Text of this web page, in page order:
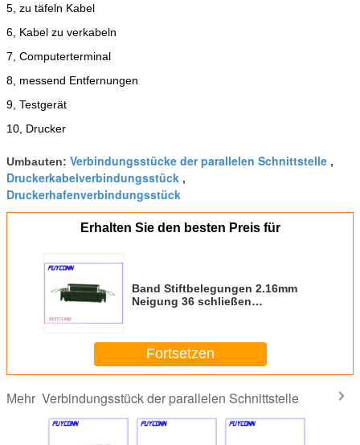
5, zu täfeln Kabel
6, Kabel zu verkabeln
7, Computerterminal
8, messend Entfernungen
9, Testgerät
10, Drucker
Umbauten: Verbindungsstücke der parallelen Schnittstelle ,
Druckerkabelverbindungsstück ,
Druckerhafenverbindungsstück
Erhalten Sie den besten Preis für
Band Stiftbelegungen 2.16mm
Neigung 36 schließen
Fortsetzen
Mehr Verbindungsstück der parallelen Schnittstelle